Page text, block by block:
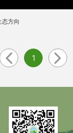
方向
1